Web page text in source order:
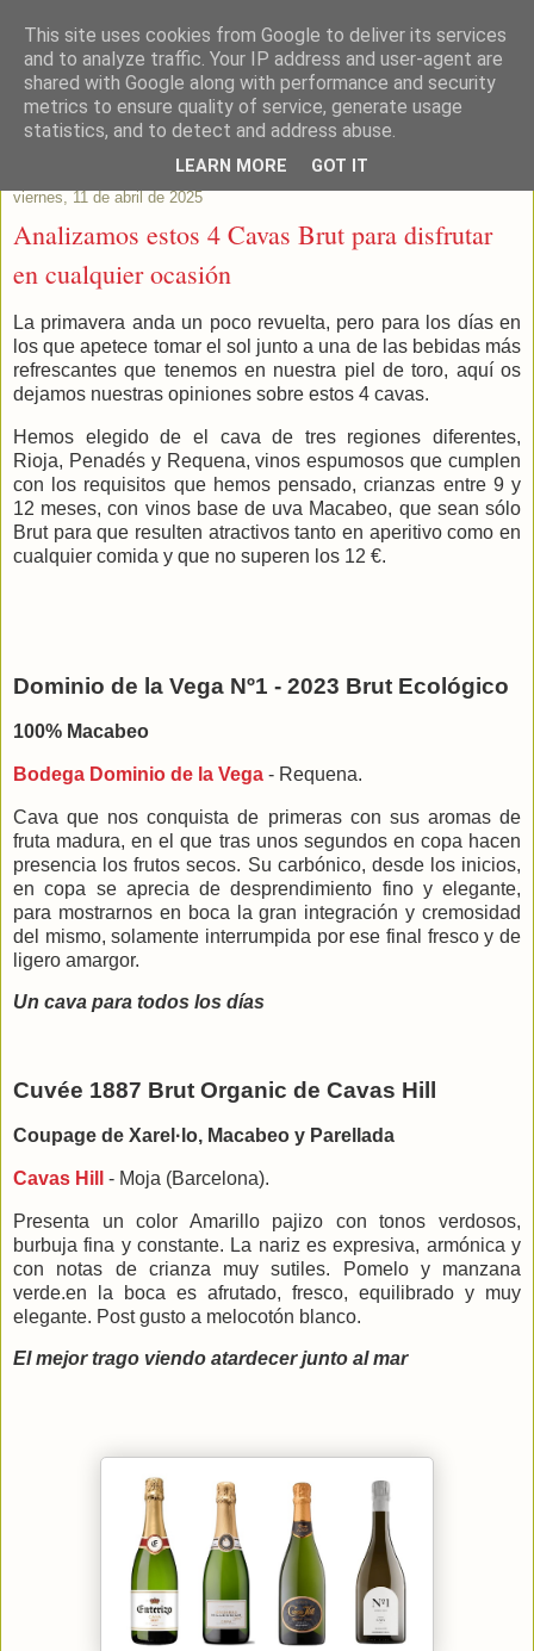
Este Vino Me Gusta
Vinos y más cosas
viernes, 11 de abril de 2025
Analizamos estos 4 Cavas Brut para disfrutar
en cualquier ocasión
La primavera anda un poco revuelta, pero para los días en
los que apetece tomar el sol junto a una de las bebidas más
refrescantes que tenemos en nuestra piel de toro, aquí os
dejamos nuestras opiniones sobre estos 4 cavas.
Hemos elegido de el cava de tres regiones diferentes,
Rioja, Penadés y Requena, vinos espumosos que cumplen
con los requisitos que hemos pensado, crianzas entre 9 y
12 meses, con vinos base de uva Macabeo, que sean sólo
Brut para que resulten atractivos tanto en aperitivo como en
cualquier comida y que no superen los 12 €.
Dominio de la Vega Nº1 - 2023 Brut Ecológico
100% Macabeo
Bodega Dominio de la Vega - Requena.
Cava que nos conquista de primeras con sus aromas de
fruta madura, en el que tras unos segundos en copa hacen
presencia los frutos secos. Su carbónico, desde los inicios,
en copa se aprecia de desprendimiento fino y elegante,
para mostrarnos en boca la gran integración y cremosidad
del mismo, solamente interrumpida por ese final fresco y de
ligero amargor.
Un cava para todos los días
Cuvée 1887 Brut Organic de Cavas Hill
Coupage de Xarel·lo, Macabeo y Parellada
Cavas Hill - Moja (Barcelona).
Presenta un color Amarillo pajizo con tonos verdosos,
burbuja fina y constante. La nariz es expresiva, armónica y
con notas de crianza muy sutiles. Pomelo y manzana
verde.en la boca es afrutado, fresco, equilibrado y muy
elegante. Post gusto a melocotón blanco.
El mejor trago viendo atardecer junto al mar
This site uses cookies from Google to deliver its services
and to analyze traffic. Your IP address and user-agent are
shared with Google along with performance and security
metrics to ensure quality of service, generate usage
statistics, and to detect and address abuse.
LEARN MORE GOT IT